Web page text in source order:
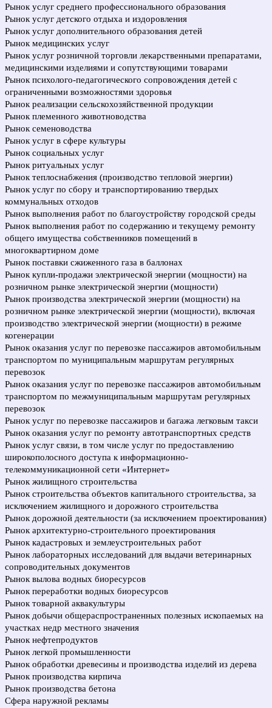
Рынок услуг среднего профессионального образования
Рынок услуг детского отдыха и издоровления
Рынок услуг дополнительного образования детей
Рынок медицинских услуг
Рынок услуг розничной торговли лекарственными препаратами,
медицинскими изделиями и сопутствующими товарами
Рынок психолого-педагогического сопровождения детей с
ограниченными возможностями здоровья
Рынок реализации сельскохозяйственной продукции
Рынок племенного животноводства
Рынок семеноводства
Рынок услуг в сфере культуры
Рынок социальных услуг
Рынок ритуальных услуг
Рынок теплоснабжения (производство тепловой энергии)
Рынок услуг по сбору и транспортированию твердых
коммунальных отходов
Рынок выполнения работ по благоустройству городской среды
Рынок выполнения работ по содержанию и текущему ремонту
общего имущества собственников помещений в
многоквартирном доме
Рынок поставки сжиженного газа в баллонах
Рынок купли-продажи электрической энергии (мощности) на
розничном рынке электрической энергии (мощности)
Рынок производства электрической энергии (мощности) на
розничном рынке электрической энергии (мощности), включая
производство электрической энергии (мощности) в режиме
когенерации
Рынок оказания услуг по перевозке пассажиров автомобильным
транспортом по муниципальным маршрутам регулярных
перевозок
Рынок оказания услуг по перевозке пассажиров автомобильным
транспортом по межмуниципальным маршрутам регулярных
перевозок
Рынок услуг по перевозке пассажиров и багажа легковым такси
Рынок оказания услуг по ремонту автотранспортных средств
Рынок услуг связи, в том числе услуг по предоставлению
широкополосного доступа к информационно-
телекоммуникационной сети «Интернет»
Рынок жилищного строительства
Рынок строительства объектов капитального строительства, за
исключением жилищного и дорожного строительства
Рынок дорожной деятельности (за исключением проектирования)
Рынок архитектурно-строительного проектирования
Рынок кадастровых и землеустроительных работ
Рынок лабораторных исследований для выдачи ветеринарных
сопроводительных документов
Рынок вылова водных биоресурсов
Рынок переработки водных биоресурсов
Рынок товарной аквакультуры
Рынок добычи общераспространенных полезных ископаемых на
участках недр местного значения
Рынок нефтепродуктов
Рынок легкой промышленности
Рынок обработки древесины и производства изделий из дерева
Рынок производства кирпича
Рынок производства бетона
Сфера наружной рекламы